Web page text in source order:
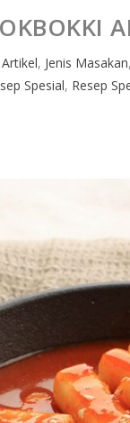
Artikel, Jenis Masakan,
Spesial, Resep